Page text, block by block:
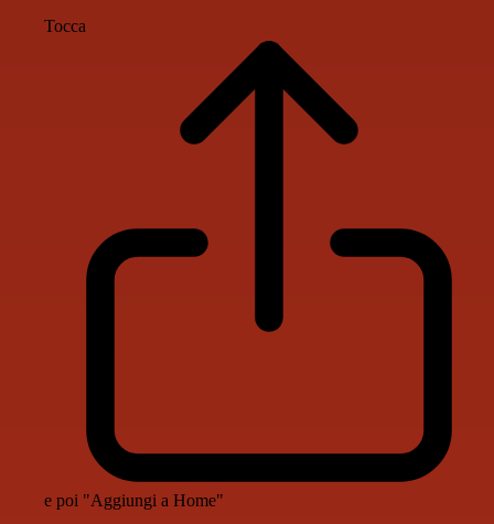
Tocca
e poi "Aggiungi a Home"